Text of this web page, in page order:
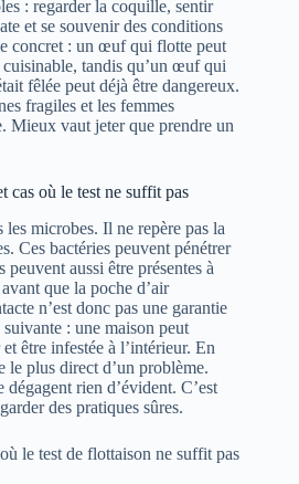
: regarder la coquille, sentir
et se souvenir des conditions
concret : un œuf qui flotte peut
tandis qu’un œuf qui
fêlée peut déjà être dangereux.
fragiles et les femmes
Mieux vaut jeter que prendre un
cas où le test ne suffit pas
les microbes. Il ne repère pas la
Ces bactéries peuvent pénétrer
aussi être présentes à
que la poche d’air
n’est donc pas une garantie
suivante : une maison peut
être infestée à l’intérieur. En
le plus direct d’un problème.
rien d’évident. C’est
des pratiques sûres.
le test de flottaison ne suffit pas